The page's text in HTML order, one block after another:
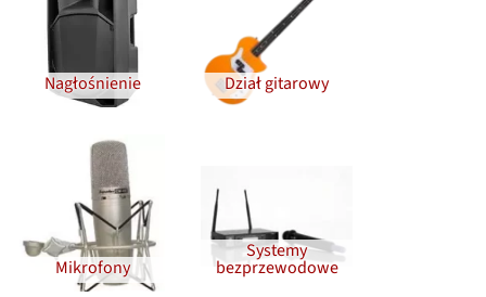
Nagłośnienie Dział gitarowy
Mikrofony
Systemy
bezprzewodowe